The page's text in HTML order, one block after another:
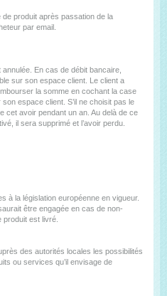
de produit après passation de la
par email.
En cas de débit bancaire,
sur son espace client. Le client a
la somme en cochant la case
espace client. S’il ne choisit pas le
cet avoir pendant un an. Au delà de ce
il sera supprimé et l’avoir perdu.
à la législation européenne en vigueur.
être engagée en cas de non-
est livré.
des autorités locales les possibilités
ou services qu’il envisage de